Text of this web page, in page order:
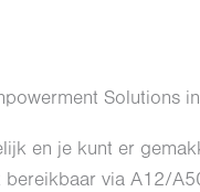
Solutions
en je kunt er
via A12/